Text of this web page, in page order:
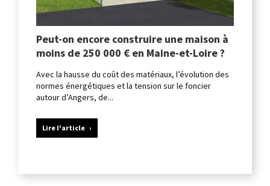
Peut-on encore construire une maison à
moins de 250 000 € en Maine-et-Loire ?
Avec la hausse du coût des matériaux, l’évolution des
normes énergétiques et la tension sur le foncier
autour d’Angers, de...
Lire l'article